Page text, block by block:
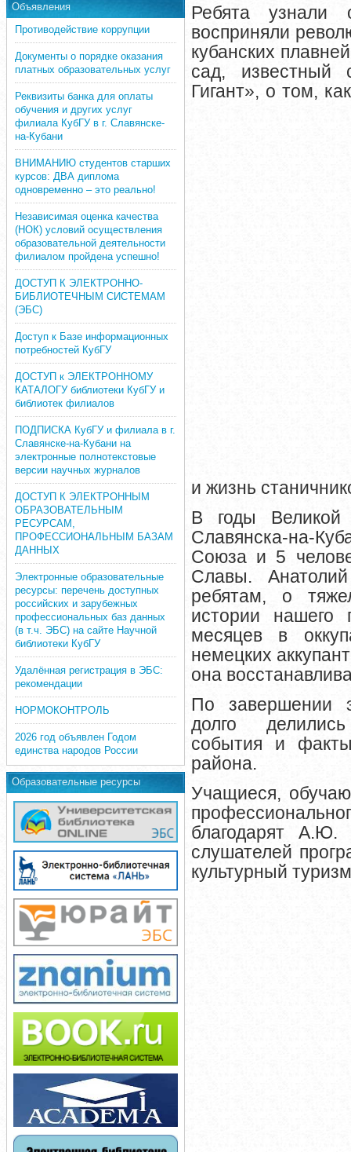
Объявления
Противодействие коррупции
Документы о порядке оказания
платных образовательных услуг
Реквизиты банка для оплаты
обучения и других услуг
филиала КубГУ в г. Славянске-
на-Кубани
ВНИМАНИЮ студентов старших
курсов: ДВА диплома
одновременно – это реально!
Независимая оценка качества
(НОК) условий осуществления
образовательной деятельности
филиалом пройдена успешно!
ДОСТУП К ЭЛЕКТРОННО-
БИБЛИОТЕЧНЫМ СИСТЕМАМ
(ЭБС)
Доступ к Базе информационных
потребностей КубГУ
ДОСТУП к ЭЛЕКТРОННОМУ
КАТАЛОГУ библиотеки КубГУ и
библиотек филиалов
ПОДПИСКА КубГУ и филиала в г.
Славянске-на-Кубани на
электронные полнотекстовые
версии научных журналов
ДОСТУП К ЭЛЕКТРОННЫМ
ОБРАЗОВАТЕЛЬНЫМ
РЕСУРСАМ,
ПРОФЕССИОНАЛЬНЫМ БАЗАМ
ДАННЫХ
Электронные образовательные
ресурсы: перечень доступных
российских и зарубежных
профессиональных баз данных
(в т.ч. ЭБС) на сайте Научной
библиотеки КубГУ
Удалённая регистрация в ЭБС:
рекомендации
НОРМОКОНТРОЛЬ
2026 год объявлен Годом
единства народов России
Образовательные ресурсы
Ребята
восприняли
кубанских
сад, известный
Гигант», о том,
и жизнь
В годы
Славянска-на-
Союза и 5
Славы.
ребятам, о
истории нашего
месяцев в
немецких
она
По завершении
долго
события и
района.
Учащиеся,
благодарят
слушателей
культурный